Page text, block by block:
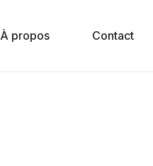
À propos Contact